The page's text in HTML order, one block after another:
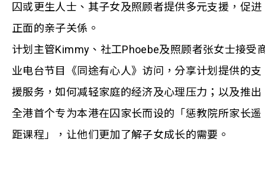
囚或更生人士、其子女及照顾者提供多元支援，促进
正面的亲子关係。
计划主管Kimmy、社工Phoebe及照顾者张女士接受
业电台节目《同途有心人》访问，分享计划提供的支
援服务，如何减轻家庭的经济及心理压力；以及推出
全港首个专为本港在囚家长而设的「惩教院所家长遥
距课程」，让他们更加了解子女成长的需要。